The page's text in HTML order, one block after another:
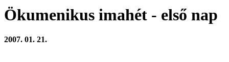
Ökumenikus imahét - első nap
2007. 01. 21.